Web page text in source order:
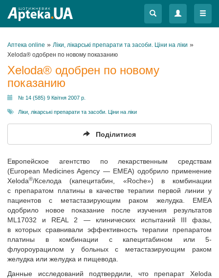
Меню
Меню
Аптека online » Ліки, лікарські препарати та засоби. Ціни на ліки »
Xeloda® одобрен по новому показанию
Xeloda® одобрен по новому
показанию
№ 14 (585) 9 Квітня 2007 р.
Ліки, лікарські препарати та засоби. Ціни на ліки
Поділитися
Европейское агентство по лекарственным средствам
(European Medicines Agency — EMEA) одобрило применение
Xeloda®/Кселода (капецитабин, «Roche») в комбинации
с препаратом платины в качестве терапии первой линии у
пациентов с метастазирующим раком желудка. ЕМЕА
одобрило новое показание после изучения результатов
ML17032 и REAL 2 — клинических испытаний III фазы,
в которых сравнивали эффективность терапии препаратом
платины в комбинации с капецитабином или 5-
флуороурацилом у больных с метастазирующим раком
желудка или желудка и пищевода.
Данные исследований подтвердили, что препарат Xeloda